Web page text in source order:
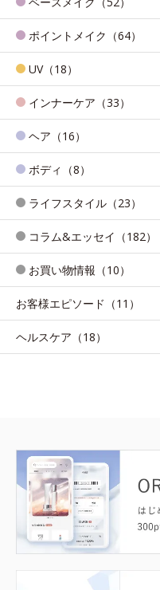
ポイントメイク（64）
UV（18）
インナーケア（33）
ヘア（16）
ボディ（8）
ライフスタイル（23）
コラム&エッセイ（182）
お買い物情報（10）
お客様エピソード（11）
ヘルスケア（18）